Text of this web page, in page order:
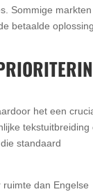
Sommige markten
betaalde
het een
tekstuitbreiding
standaard
dan Engelse